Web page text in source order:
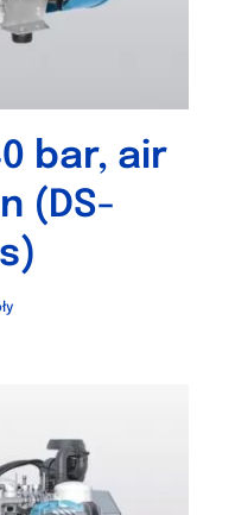
bar, air
(DS-